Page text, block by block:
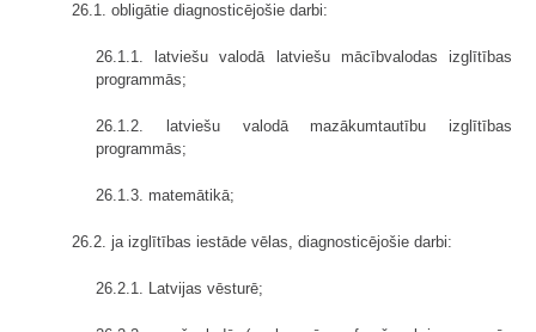
26.1. obligātie diagnosticējošie darbi:
26.1.1. latviešu valodā latviešu mācībvalodas izglītības
programmās;
26.1.2. latviešu valodā mazākumtautību izglītības
programmās;
26.1.3. matemātikā;
26.2. ja izglītības iestāde vēlas, diagnosticējošie darbi:
26.2.1. Latvijas vēsturē;